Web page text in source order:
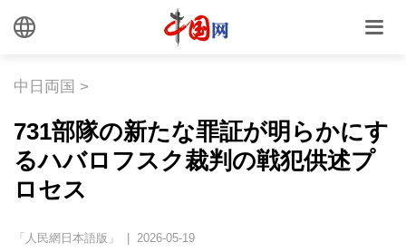
中日両国 >
731部隊の新たな罪証が明らかにす
るハバロフスク裁判の戦犯供述プ
ロセス
「人民網日本語版」 | 2026-05-19